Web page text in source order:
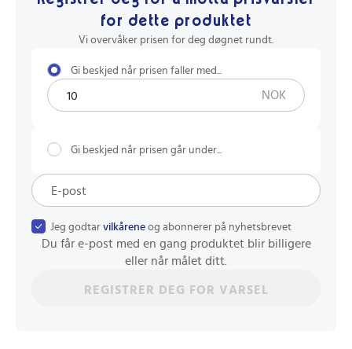
for dette produktet
Vi overvåker prisen for deg døgnet rundt.
Gi beskjed når prisen faller med...
NOK
Gi beskjed når prisen går under...
Jeg godtar vilkårene og abonnerer på nyhetsbrevet
Du får e-post med en gang produktet blir billigere
eller når målet ditt.
REGISTRER DEG FOR VARSEL